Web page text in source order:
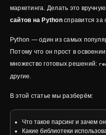
маркетинга. Делать это
сайтов на Pythonсправится за
Python — один из самых
Потому что он прост в
множество готовых решений:
другие.
В этой статье мы разберём:
Что такое парсинг и зачем
Какие библиотеки